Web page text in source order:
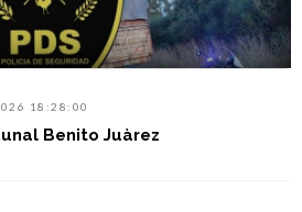
18:28:00
Benito Juàrez